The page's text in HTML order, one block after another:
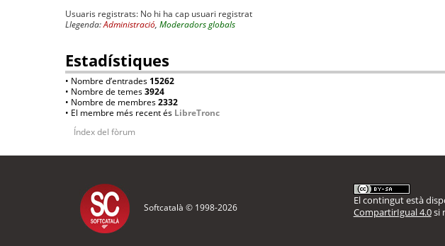
Usuaris registrats: No hi ha cap usuari registrat
Llegenda:Administració, Moderadors globals
Estadístiques
• Nombre d’entrades 15262
• Nombre de temes3924
• Nombre de membres2332
• El membre més recent és LibreTronc
Índex del fòrum
Softcatalà © 1998-2026
El contingut està
CompartirIgual 4.0si